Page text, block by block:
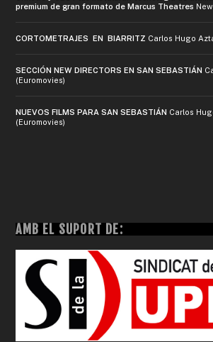
premium de gran formato de Marcus Theatres
CORTOMETRAJES EN BIARRITZ Carlos Hugo
SECCIÓN NEW DIRECTORS EN SAN SEBASTIÁN
(Euromovies)
NUEVOS FILMS PARA SAN SEBASTIÁN Carlos
(Euromovies)
AMB EL SUPORT DE: